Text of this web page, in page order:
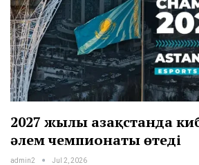
2027 жылы Қазақстанда
әлем чемпионаты өтеді
admin2 Jul 2, 2026